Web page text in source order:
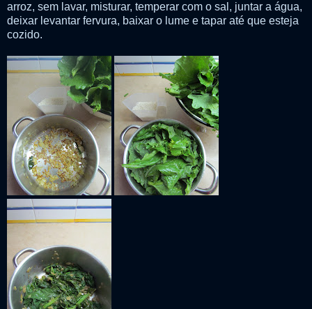
arroz, sem lavar, misturar, temperar com o sal, juntar a água,
deixar levantar fervura, baixar o lume e tapar até que esteja
cozido.